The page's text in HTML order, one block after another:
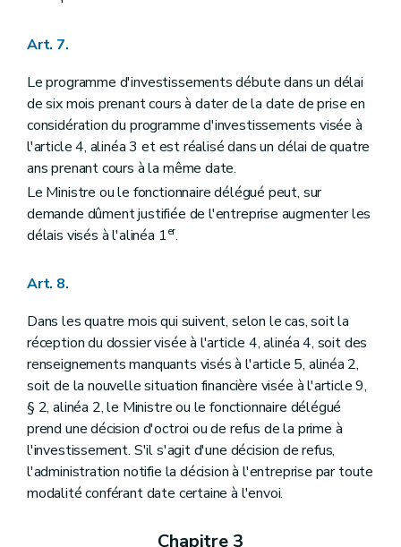
Art. 7.
Le programme d'investissements débute dans un délai
de six mois prenant cours à dater de la date de prise en
considération du programme d'investissements visée à
l'article 4, alinéa 3 et est réalisé dans un délai de quatre
ans prenant cours à la même date.
Le Ministre ou le fonctionnaire délégué peut, sur
demande dûment justifiée de l'entreprise augmenter les
délais visés à l'alinéa 1er.
Art. 8.
Dans les quatre mois qui suivent, selon le cas, soit la
réception du dossier visée à l'article 4, alinéa 4, soit des
renseignements manquants visés à l'article 5, alinéa 2,
soit de la nouvelle situation financière visée à l'article 9,
§ 2, alinéa 2, le Ministre ou le fonctionnaire délégué
prend une décision d'octroi ou de refus de la prime à
l'investissement. S'il s'agit d'une décision de refus,
l'administration notifie la décision à l'entreprise par toute
modalité conférant date certaine à l'envoi.
Chapitre 3